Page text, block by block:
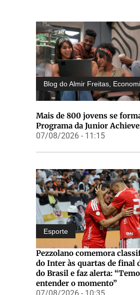
Blog do Almir Freitas
Mais de 800 jovens se
Programa da Junior
07/08/2026 - 11:15
Esporte
Pezzolano comemora
do Inter às quartas de final
do Brasil e faz alerta:
entender o momento”